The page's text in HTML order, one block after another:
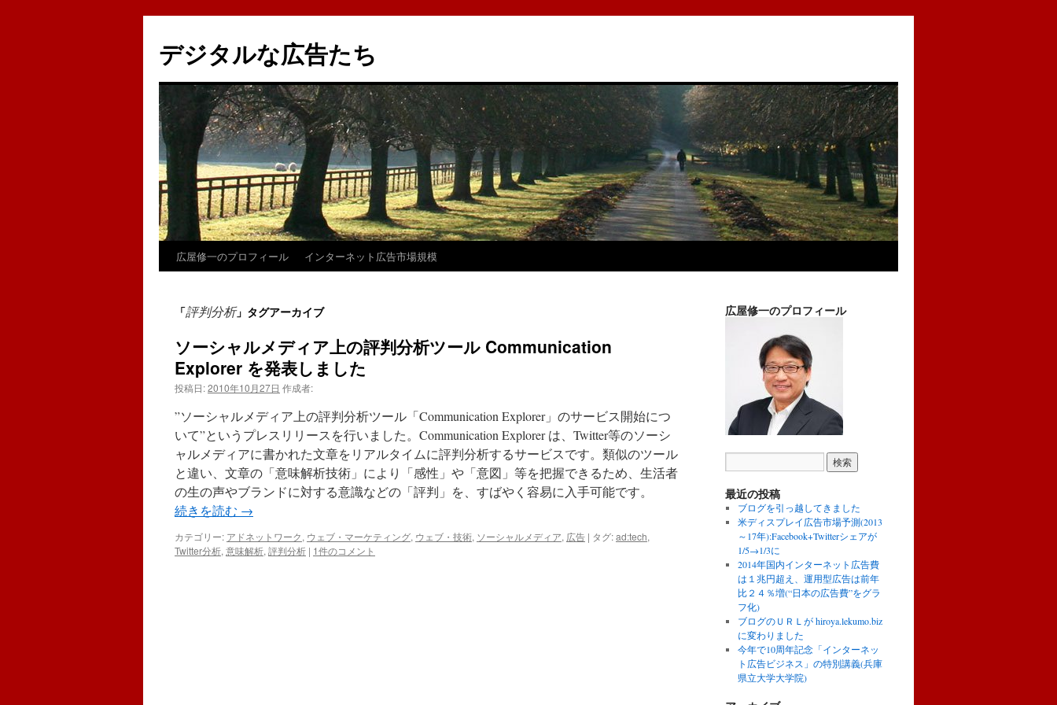
テ
ン
ス
キ
ッ
プ
デジタルな広告たち
広屋修一のプロフィール インターネット広告市場規模
「評判分析」タグアーカイブ
ソーシャルメディア上の評判分析ツール Communication
Explorer を発表しました
投稿日:2010年10月27日 作成者:
”ソーシャルメディア上の評判分析ツール「Communication Explorer」のサービス開始につ
いて”というプレスリリースを行いました。Communication Explorer は、Twitter等のソーシ
ャルメディアに書かれた文章をリアルタイムに評判分析するサービスです。類似のツール
と違い、文章の「意味解析技術」により「感性」や「意図」等を把握できるため、生活者
の生の声やブランドに対する意識などの「評判」を、すばやく容易に入手可能です。
続きを読む →
カテゴリー: アドネットワーク, ウェブ・マーケティング, ウェブ・技術, ソーシャルメディア, 広告 | タグ:ad:tech,
Twitter分析, 意味解析, 評判分析 | 1件のコメント
広屋修一のプロフィール
最近の投稿
ブログを引っ越してきました
米ディスプレイ広告市場予測(2013
～17年):Facebook+Twitterシェアが
1/5→1/3に
2014年国内インターネット広告費
は１兆円超え、運用型広告は前年
比２４％増(“日本の広告費”をグラ
フ化)
ブログのＵＲＬが hiroya.lekumo.biz
に変わりました
今年で10周年記念「インターネッ
ト広告ビジネス」の特別講義(兵庫
県立大学大学院)